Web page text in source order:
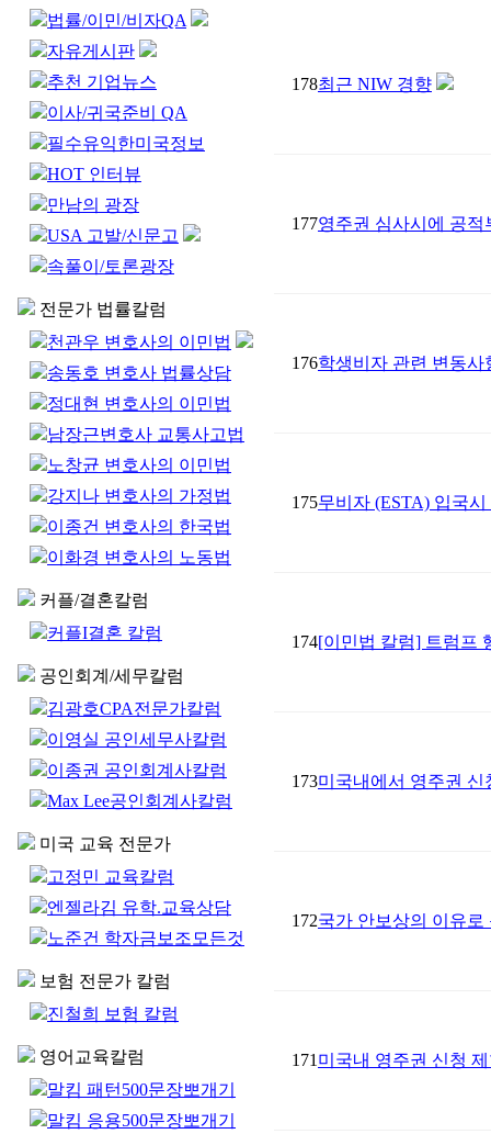
법률/이민/비자QA
자유게시판
추천 기업뉴스
이사/귀국준비 QA
필수유익한미국정보
HOT 인터뷰
만남의 광장
USA 고발/신문고
속풀이/토론광장
전문가 법률칼럼
천관우 변호사의 이민법
송동호 변호사 법률상담
정대현 변호사의 이민법
남장근변호사 교통사고법
노창균 변호사의 이민법
강지나 변호사의 가정법
이종건 변호사의 한국법
이화경 변호사의 노동법
커플/결혼칼럼
커플I결혼 칼럼
공인회계/세무칼럼
김광호CPA전문가칼럼
이영실 공인세무사칼럼
이종권 공인회계사칼럼
Max Lee공인회계사칼럼
미국 교육 전문가
고정민 교육칼럼
엔젤라김 유학.교육상담
노준건 학자금보조모든것
보험 전문가 칼럼
진철희 보험 칼럼
영어교육칼럼
말킴 패턴500문장뽀개기
말킴 응용500문장뽀개기
178최근 NIW 경향
177영주권 심사시에 공적
176학생비자 관련 변동사
175무비자 (ESTA) 입국
174[이민법 칼럼] 트럼프
173미국내에서 영주권 신
172국가 안보상의 이유
171 미국내 영주권 신청